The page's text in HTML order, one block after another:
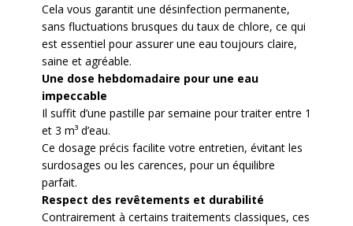
Cela vous garantit une désinfection permanente,
sans fluctuations brusques du taux de chlore, ce qui
est essentiel pour assurer une eau toujours claire,
saine et agréable.
Une dose hebdomadaire pour une eau
impeccable
Il suffit d’une pastille par semaine pour traiter entre 1
et 3 m³ d’eau.
Ce dosage précis facilite votre entretien, évitant les
surdosages ou les carences, pour un équilibre
parfait.
Respect des revêtements et durabilité
Contrairement à certains traitements classiques, ces